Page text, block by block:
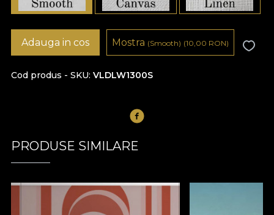
Cod produs - SKU VLDLW1300S
Adauga in cos Mostra (Smooth) (10,00 RON)
PRODUSE SIMILARE